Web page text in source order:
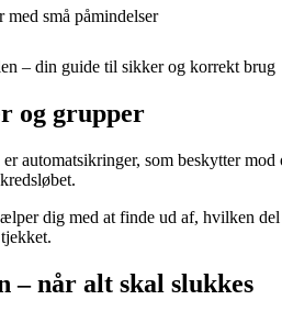
med små påmindelser
– din guide til sikker og korrekt brug
og grupper
automatsikringer, som beskytter
dig med at finde ud af, hvilken
– når alt skal slukkes